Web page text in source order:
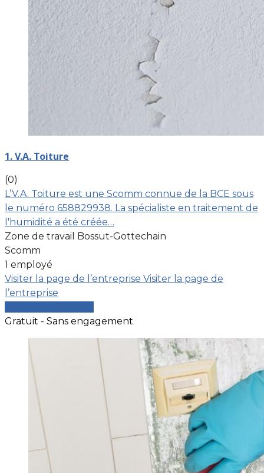
1. V.A. Toiture
(0)
L’V.A. Toiture est une Scomm connue de la BCE sous
le numéro 658829938. La spécialiste en traitement de
l'humidité a été créée…
Zone de travail Bossut-Gottechain
Scomm
1 employé
Visiter la page de l’entreprise Visiter la page de
l’entreprise
Gratuit - Sans engagement